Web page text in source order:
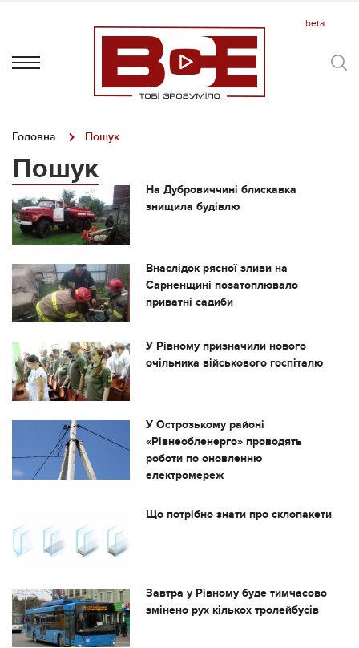
Головна Пошук
Пошук
На Дубровиччині блискавка
знищила будівлю
Внаслідок рясної зливи на
Сарненщині позатоплювало
приватні садиби
У Рівному призначили нового
очільника військового госпіталю
У Острозькому районі
«Рівнеобленерго» проводять
роботи по оновленню
електромереж
Що потрібно знати про склопакети
Завтра у Рівному буде тимчасово
змінено рух кількох тролейбусів